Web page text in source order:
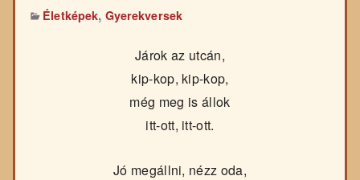
Életképek, Gyerekversek
Járok az utcán,
kip-kop, kip-kop,
még meg is állok
itt-ott, itt-ott.
Jó megállni, nézz oda,